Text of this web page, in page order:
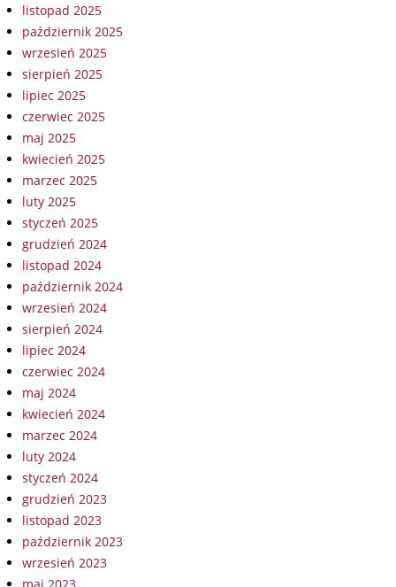
listopad 2025
październik 2025
wrzesień 2025
sierpień 2025
lipiec 2025
czerwiec 2025
maj 2025
kwiecień 2025
marzec 2025
luty 2025
styczeń 2025
grudzień 2024
listopad 2024
październik 2024
wrzesień 2024
sierpień 2024
lipiec 2024
czerwiec 2024
maj 2024
kwiecień 2024
marzec 2024
luty 2024
styczeń 2024
grudzień 2023
listopad 2023
październik 2023
wrzesień 2023
maj 2023